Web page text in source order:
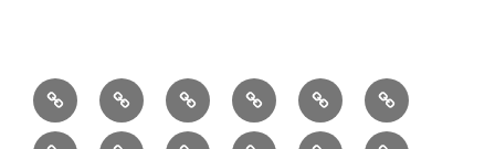
1/10：
材
10/10：
ジ
2/10：
製
3/10：
は
4/10：
Ｈ
5/10：
事
6/10：
7/10：
8/10：
9/10：
creema ①